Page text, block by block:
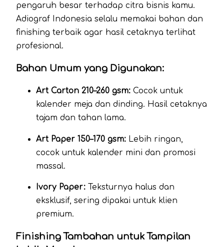
pengaruh besar terhadap citra bisnis kamu.
Adiograf Indonesia selalu memakai bahan dan
finishing terbaik agar hasil cetaknya terlihat
profesional.
Bahan Umum yang Digunakan:
Art Carton 210–260 gsm:Cocok untuk
kalender meja dan dinding. Hasil cetaknya
tajam dan tahan lama.
Art Paper 150–170 gsm:Lebih ringan,
cocok untuk kalender mini dan promosi
massal.
Ivory Paper:Teksturnya halus dan
eksklusif, sering dipakai untuk klien
premium.
Finishing Tambahan untuk Tampilan